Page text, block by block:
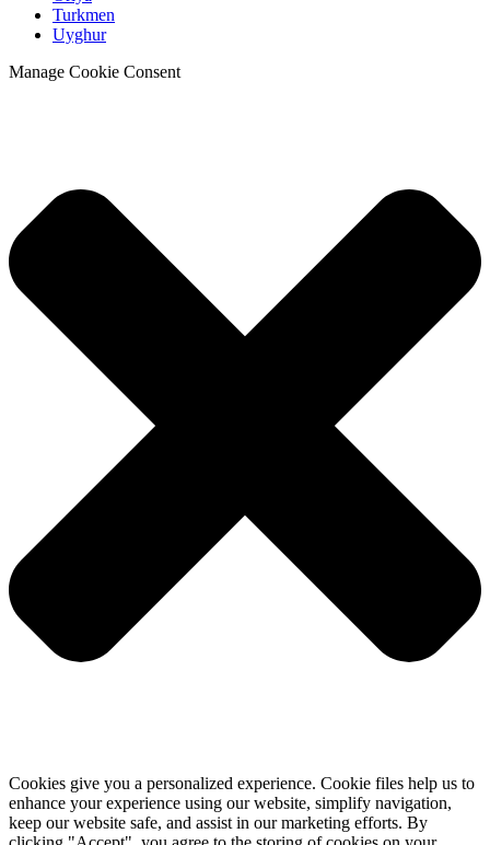
Turkmen
Uyghur
Manage Cookie Consent
Cookies give you a personalized experience. Cookie files help us to
enhance your experience using our website, simplify navigation,
keep our website safe, and assist in our marketing efforts. By